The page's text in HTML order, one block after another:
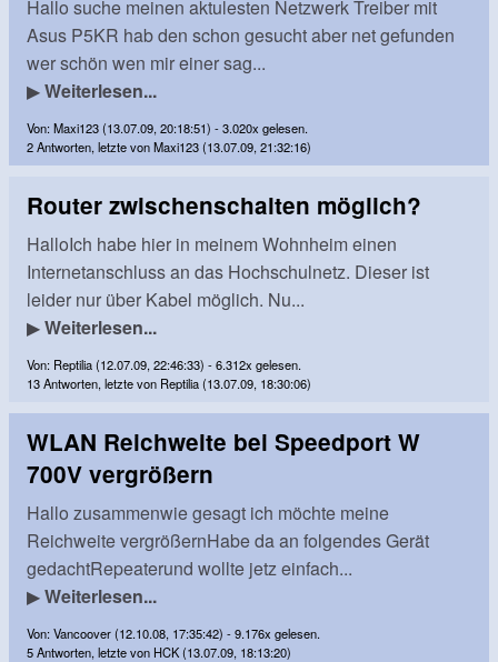
Hallo suche meinen aktulesten Netzwerk Treiber mit
Asus P5KR hab den schon gesucht aber net gefunden
wer schön wen mir einer sag...
▶Weiterlesen...
Von: Maxi123 (13.07.09, 20:18:51) - 3.020x gelesen.
2 Antworten, letzte von Maxi123 (13.07.09, 21:32:16)
Router zwischenschalten möglich?
HalloIch habe hier in meinem Wohnheim einen
Internetanschluss an das Hochschulnetz. Dieser ist
leider nur über Kabel möglich. Nu...
▶Weiterlesen...
Von: Reptilia (12.07.09, 22:46:33) - 6.312x gelesen.
13 Antworten, letzte von Reptilia (13.07.09, 18:30:06)
WLAN Reichweite bei Speedport W
700V vergrößern
Hallo zusammenwie gesagt ich möchte meine
Reichweite vergrößernHabe da an folgendes Gerät
gedachtRepeaterund wollte jetz einfach...
▶Weiterlesen...
Von: Vancoover (12.10.08, 17:35:42) - 9.176x gelesen.
5 Antworten, letzte von HCK (13.07.09, 18:13:20)